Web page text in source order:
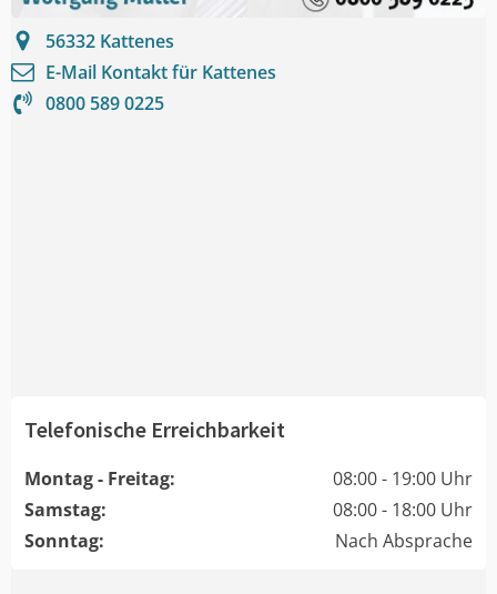
56332 Kattenes
E-Mail Kontakt für Kattenes
0800 589 0225
Telefonische Erreichbarkeit
Montag - Freitag:
08:00 - 19:00 Uhr
Samstag:
08:00 - 18:00 Uhr
Sonntag:
Nach Absprache